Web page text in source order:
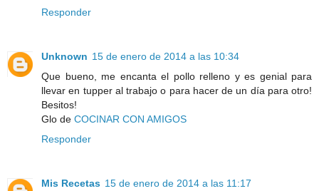
Responder
Unknown 15 de enero de 2014 a las 10:34
Que bueno, me encanta el pollo relleno y es genial para
llevar en tupper al trabajo o para hacer de un día para otro!
Besitos!
Glo de COCINAR CON AMIGOS
Responder
Mis Recetas 15 de enero de 2014 a las 11:17